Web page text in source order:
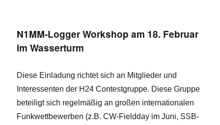
1×1:
N1MM-Logger Workshop am 18. Februar
im Wasserturm
Diese Einladung richtet sich an Mitglieder und
Interessenten der H24 Contestgruppe. Diese Gruppe
beteiligt sich regelmäßig an großen internationalen
Funkwettbewerben (z.B. CW-Fieldday im Juni, SSB-